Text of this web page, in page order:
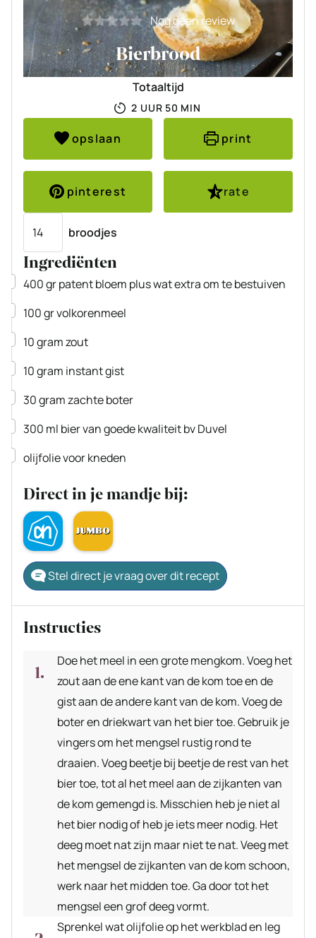
Nog geen review
Bierbrood
Totaaltijd
2 UUR
UUR 50 MINUTEN
MIN
opslaan print
pinterest
rate
broodjes
Ingrediënten
▢
400grpatent bloem plus wat extra om te bestuiven
▢
100grvolkorenmeel
▢
10gramzout
▢
10gram instant gist
▢
30gramzachte boter
▢
300 ml biervan goede kwaliteit bv Duvel
▢
olijfolie voor kneden
Direct in je mandje bij:
Stel direct je vraag over dit recept
Instructies
Doe het meel in een grote mengkom. Voeg het
zout aan de ene kant van de kom toe en de
gist aan de andere kant van de kom. Voeg de
boter en driekwart van het bier toe. Gebruik je
vingers om het mengsel rustig rond te
draaien. Voeg beetje bij beetje de rest van het
bier toe, tot al het meel aan de zijkanten van
de kom gemengd is. Misschien heb je niet al
het bier nodig of heb je iets meer nodig. Het
deeg moet nat zijn maar niet te nat. Veeg met
het mengsel de zijkanten van de kom schoon,
werk naar het midden toe. Ga door tot het
mengsel een grof deeg vormt.
Sprenkel wat olijfolie op het werkblad en leg